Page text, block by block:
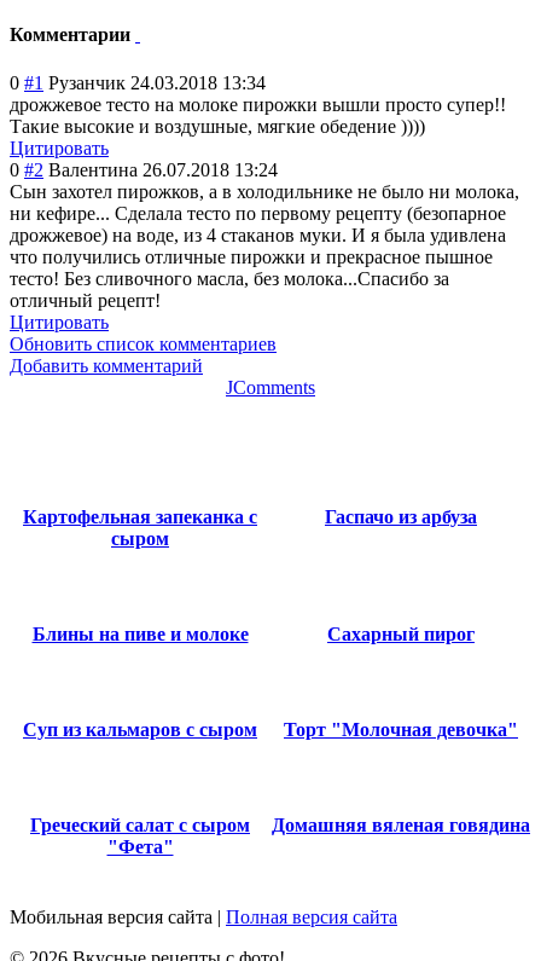
Комментарии
0 #1 Рузанчик 24.03.2018 13:34
дрожжевое тесто на молоке пирожки вышли просто супер!!
Такие высокие и воздушные, мягкие обедение ))))
Цитировать
0 #2 Валентина 26.07.2018 13:24
Сын захотел пирожков, а в холодильнике не было ни молока,
ни кефире... Сделала тесто по первому рецепту (безопарное
дрожжевое) на воде, из 4 стаканов муки. И я была удивлена
что получились отличные пирожки и прекрасное пышное
тесто! Без сливочного масла, без молока...Спасибо за
отличный рецепт!
Цитировать
Обновить список комментариев
Добавить комментарий
JComments
Картофельная запеканка с
сыром
Гаспачо из арбуза
Блины на пиве и молоке Сахарный пирог
Суп из кальмаров с сыром Торт "Молочная девочка"
Греческий салат с сыром
"Фета"
Домашняя вяленая говядина
Мобильная версия сайта | Полная версия сайта